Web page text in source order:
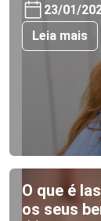
23/01/
Leia mais
O que é
os seus